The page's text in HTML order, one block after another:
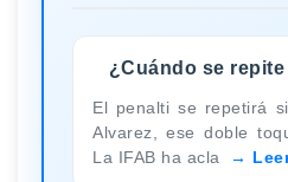
¿Cuándo se
El penalti se repetirá
Alvarez, ese doble
La IFAB ha acla